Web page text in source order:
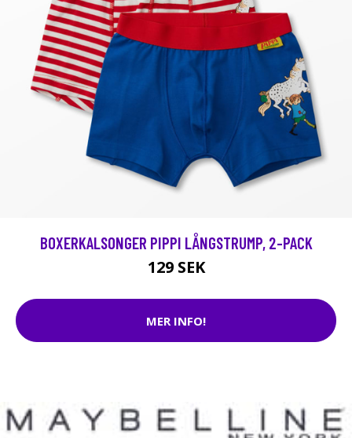
BOXERKALSONGER PIPPI LÅNGSTRUMP, 2-PACK
129 SEK
MER INFO!